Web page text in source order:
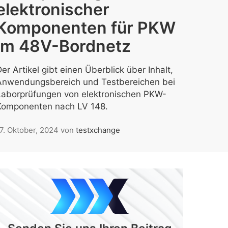
für PKW
48V-Bordnetz
Artikel gibt einen Überblick über Inhalt,
und Testbereichen bei
von elektronischen PKW-
nach LV 148.
Oktober, 2024 von testxchange